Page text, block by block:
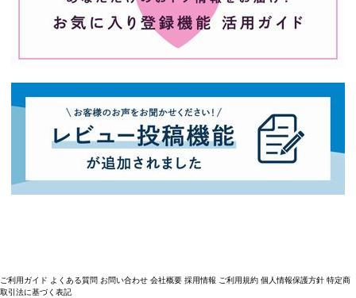
ご利用ガイド よくある質問 お問い合わせ 会社概要 採用情報 ご利用規約 個人情報保護方針 特定商
取引法に基づく表記